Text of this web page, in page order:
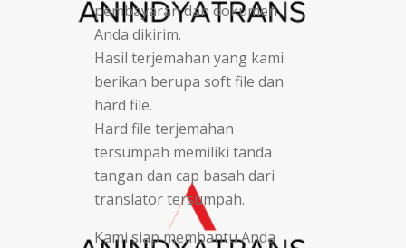
pembayaran dan dokumen
Anda dikirim.
Hasil terjemahan yang kami
berikan berupa soft file dan
hard file.
Hard file terjemahan
tersumpah memiliki tanda
tangan dan cap basah dari
translator tersumpah.
Kami siap membantu Anda